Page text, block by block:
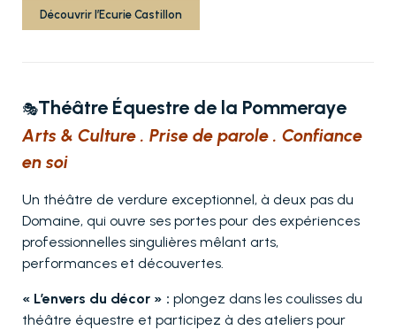
Découvrir l’Ecurie Castillon
🎭Théâtre Équestre de la Pommeraye
Arts & Culture . Prise de parole . Confiance
en soi
Un théâtre de verdure exceptionnel, à deux pas du
Domaine, qui ouvre ses portes pour des expériences
professionnelles singulières mêlant arts,
performances et découvertes.
« L’envers du décor » : plongez dans les coulisses du
théâtre équestre et participez à des ateliers pour